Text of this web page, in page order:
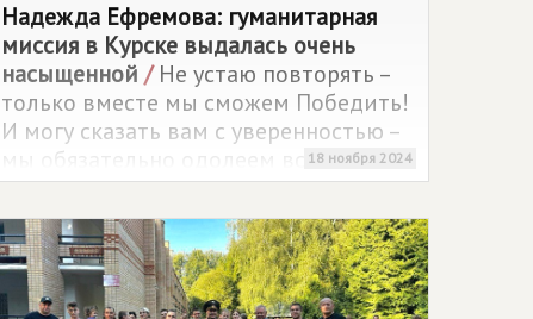
Надежда Ефремова: гуманитарная
миссия в Курске выдалась очень
насыщенной /Не устаю повторять –
только вместе мы сможем Победить!
И могу сказать вам с уверенностью –
мы обязательно одолеем всех наших
врагов.
18 ноября 2024